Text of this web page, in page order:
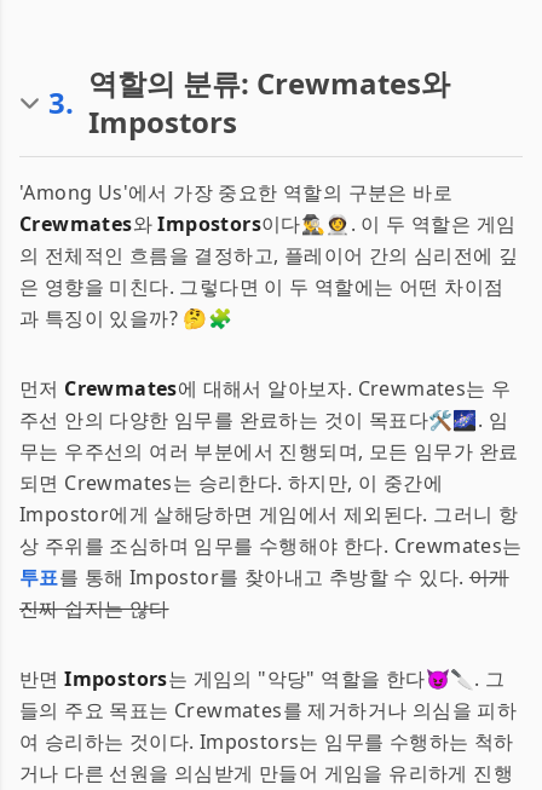
3. 역할의 분류: Crewmates와
Impostors
'Among Us'에서 가장 중요한 역할의 구분은 바로
Crewmates와Impostors이다🕵️‍♂️👩‍🚀. 이 두 역할은 게임
의 전체적인 흐름을 결정하고, 플레이어 간의 심리전에 깊
은 영향을 미친다. 그렇다면 이 두 역할에는 어떤 차이점
과 특징이 있을까? 🤔🧩
먼저 Crewmates에 대해서 알아보자. Crewmates는 우
주선 안의 다양한 임무를 완료하는 것이 목표다🛠️🌌. 임
무는 우주선의 여러 부분에서 진행되며, 모든 임무가 완료
되면 Crewmates는 승리한다. 하지만, 이 중간에
Impostor에게 살해당하면 게임에서 제외된다. 그러니 항
상 주위를 조심하며 임무를 수행해야 한다. Crewmates는
투표를 통해 Impostor를 찾아내고 추방할 수 있다.이게
진짜 쉽지는 않다
반면Impostors는 게임의 "악당" 역할을 한다😈🔪. 그
들의 주요 목표는 Crewmates를 제거하거나 의심을 피하
여 승리하는 것이다. Impostors는 임무를 수행하는 척하
거나 다른 선원을 의심받게 만들어 게임을 유리하게 진행